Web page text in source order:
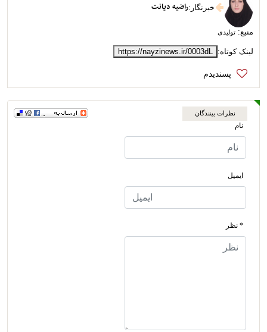
خبرنگار :راضیه دیانت
منبع: تولیدی
لینک کوتاه: https://nayzinews.ir/0003dL
نظرات بینندگان
نام
ایمیل
* نظر